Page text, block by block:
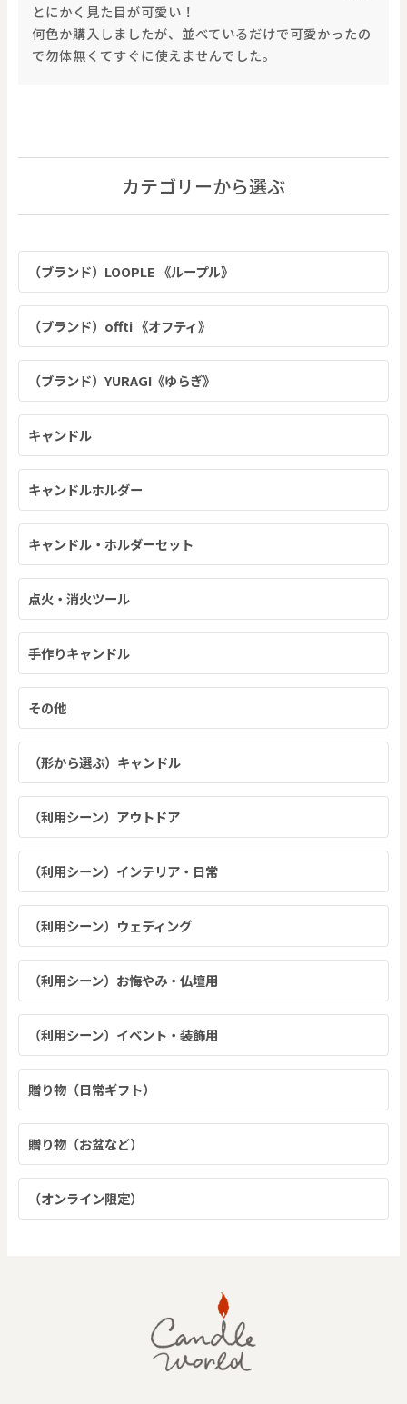
とにかく見た目が可愛い！
何色か購入しましたが、並べているだけで可愛かったの
で勿体無くてすぐに使えませんでした。
カテゴリーから選ぶ
（ブランド）LOOPLE 《ループル》
（ブランド）offti 《オフティ》
（ブランド）YURAGI《ゆらぎ》
キャンドル
キャンドルホルダー
キャンドル・ホルダーセット
点火・消火ツール
手作りキャンドル
その他
（形から選ぶ）キャンドル
（利用シーン）アウトドア
（利用シーン）インテリア・日常
（利用シーン）ウェディング
（利用シーン）お悔やみ・仏壇用
（利用シーン）イベント・装飾用
贈り物（日常ギフト）
贈り物（お盆など）
（オンライン限定）